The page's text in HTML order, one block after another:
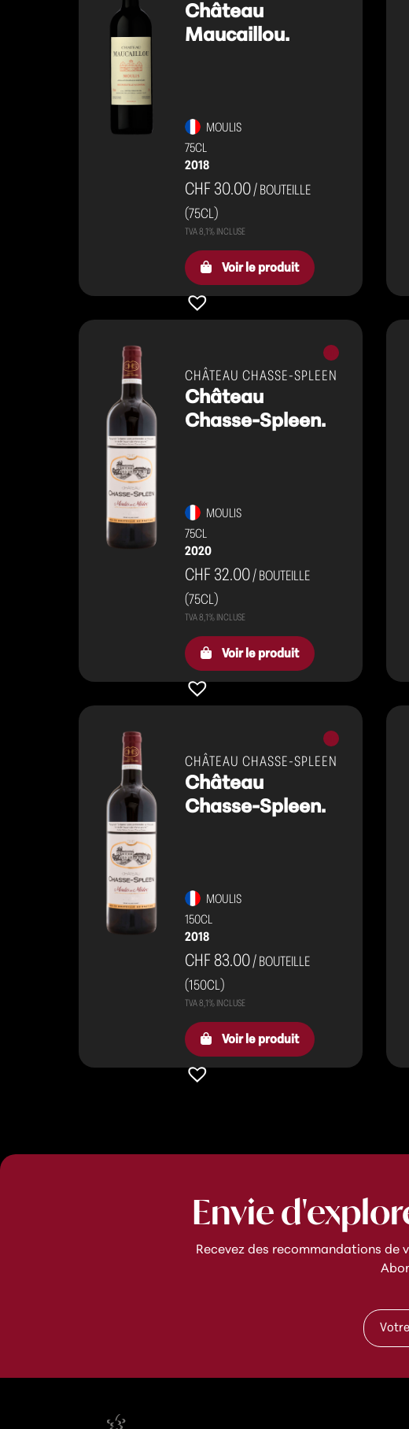
Château
Maucaillou.
MOULIS
75CL
2018
CHF 30.00/ BOUTEILLE
(75CL)
Voir le produit
Vins
CHÂTEAU CHASSE-SPLEEN
Château
Chasse-Spleen.
MOULIS
75CL
2020
CHF 32.00/ BOUTEILLE
(75CL)
Voir le produit
Vins
CHÂTEAU CHASSE-SPLEEN
Château
Chasse-Spleen.
MOULIS
150CL
2018
CHF 83.00/ BOUTEILLE
(150CL)
Voir le produit
Envie
Recevez des recommandations de
A
d
r
s